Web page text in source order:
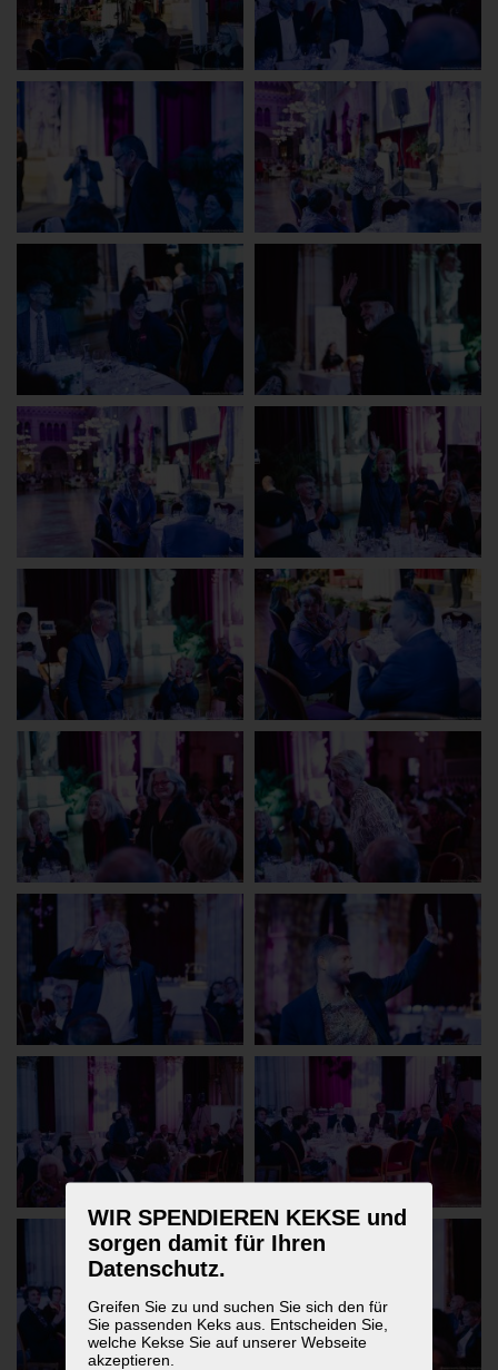
WIR SPENDIEREN KEKSE und
sorgen damit für Ihren
Datenschutz.
Greifen Sie zu und suchen Sie sich den für
Sie passenden Keks aus. Entscheiden Sie,
welche Kekse Sie auf unserer Webseite
akzeptieren.